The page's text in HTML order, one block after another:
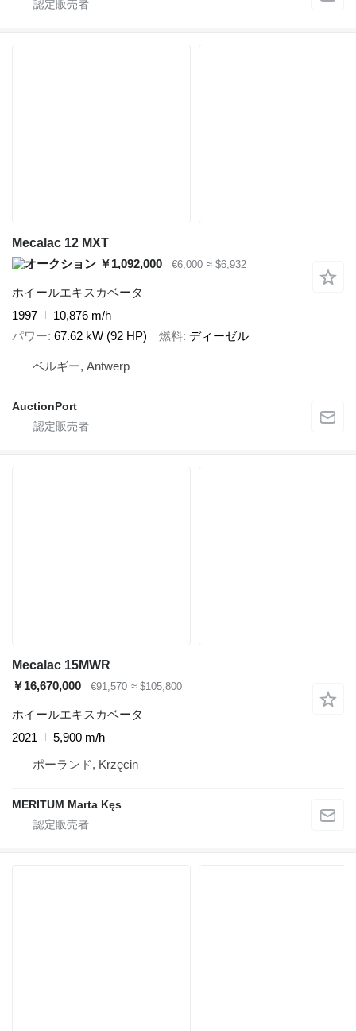
Mecalac 12 MXT
￥1,092,000
€6,000 ≈ $6,932
ホイールエキスカベータ
1997
10,876 m/h
パワー 67.62 kW (92 HP) 燃料 ディーゼル
ベルギー, Antwerp
AuctionPort
Mecalac 15MWR
￥16,670,000
€91,570 ≈ $105,800
ホイールエキスカベータ
2021
5,900 m/h
ポーランド, Krzęcin
MERITUM Marta Kęs